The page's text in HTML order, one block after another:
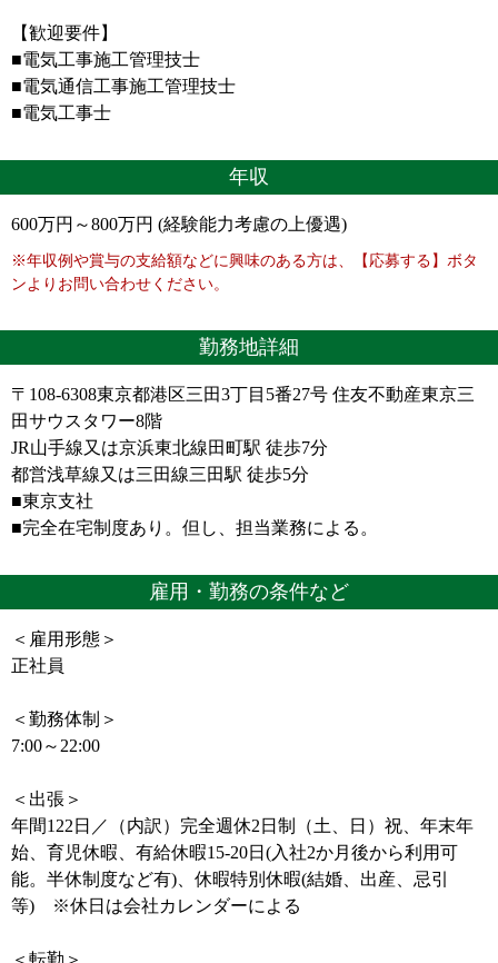
【歓迎要件】
■電気工事施工管理技士
■電気通信工事施工管理技士
■電気工事士
年収
600万円～800万円 (経験能力考慮の上優遇)
※年収例や賞与の支給額などに興味のある方は、【応募する】ボタ
ンよりお問い合わせください。
勤務地詳細
〒108-6308東京都港区三田3丁目5番27号 住友不動産東京三
田サウスタワー8階
JR山手線又は京浜東北線田町駅 徒歩7分
都営浅草線又は三田線三田駅 徒歩5分
■東京支社
■完全在宅制度あり。但し、担当業務による。
雇用・勤務の条件など
＜雇用形態＞
正社員
＜勤務体制＞
7:00～22:00
＜出張＞
年間122日／（内訳）完全週休2日制（土、日）祝、年末年
始、育児休暇、有給休暇15-20日(入社2か月後から利用可
能。半休制度など有)、休暇特別休暇(結婚、出産、忌引
等) ※休日は会社カレンダーによる
＜転勤＞